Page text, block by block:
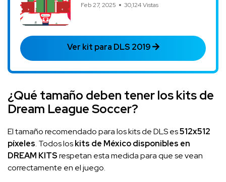
Feb 27, 2025 30,124 Vistas
Ver kit para DLS 2019
¿Qué tamaño deben tener los kits de
Dream League Soccer?
El tamaño recomendado para los kits de DLS es512x512
píxeles. Todos loskits de México disponibles en
DREAM KITSrespetan esta medida para que se vean
correctamente en el juego.